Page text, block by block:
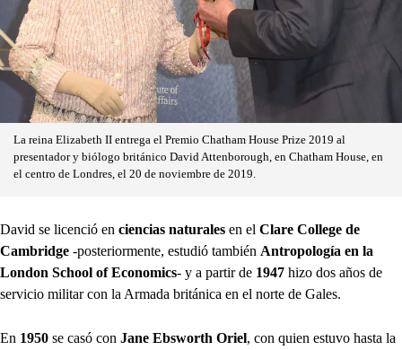
La reina Elizabeth II entrega el Premio Chatham House Prize 2019 al
presentador y biólogo británico David Attenborough, en Chatham House, en
el centro de Londres, el 20 de noviembre de 2019.
David se licenció en ciencias naturales en el Clare College de
Cambridge -posteriormente, estudió también Antropología en la
London School of Economics- y a partir de 1947 hizo dos años de
servicio militar con la Armada británica en el norte de Gales.
En 1950 se casó con Jane Ebsworth Oriel, con quien estuvo hasta la